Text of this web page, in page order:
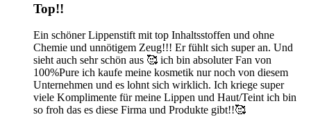
Top!!
Ein schöner Lippenstift mit top Inhaltsstoffen und ohne
Chemie und unnötigem Zeug!!! Er fühlt sich super an. Und
sieht auch sehr schön aus 🥰 ich bin absoluter Fan von
100%Pure ich kaufe meine kosmetik nur noch von diesem
Unternehmen und es lohnt sich wirklich. Ich kriege super
viele Komplimente für meine Lippen und Haut/Teint ich bin
so froh das es diese Firma und Produkte gibt!!🥰